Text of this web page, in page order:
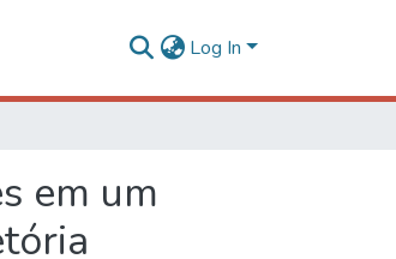
Log In
em um